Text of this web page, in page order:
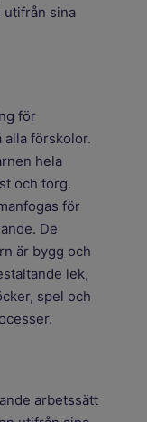
utifrån sina
för
alla förskolor.
hela
och torg.
för
De
är bygg och
lek,
spel och
arbetssätt